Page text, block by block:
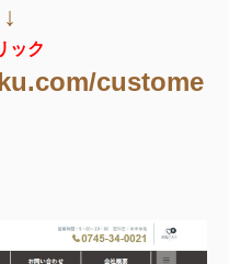
ック
custome